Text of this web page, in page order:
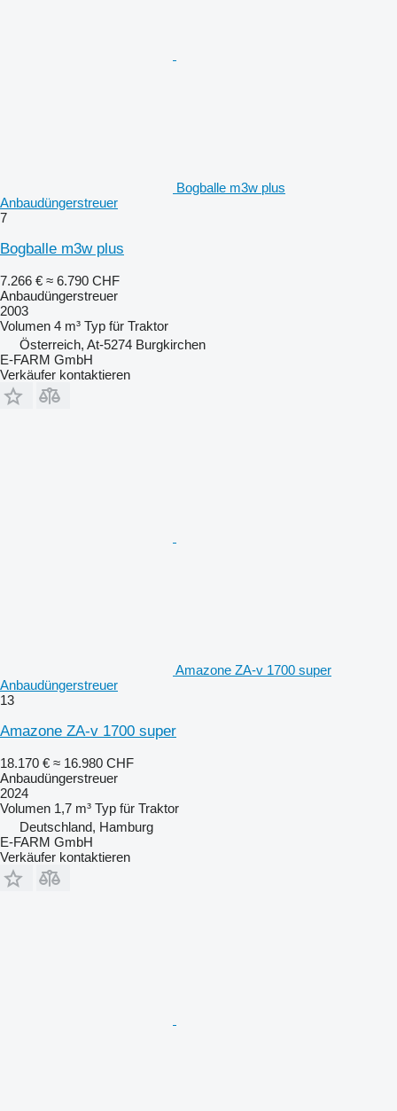
Bogballe m3w plus
Anbaudüngerstreuer
7
Bogballe m3w plus
7.266 € ≈ 6.790 CHF
Anbaudüngerstreuer
2003
Volumen 4 m³ Typ für Traktor
Österreich, At-5274 Burgkirchen
E-FARM GmbH
Verkäufer kontaktieren
Amazone ZA-v 1700 super
Anbaudüngerstreuer
13
Amazone ZA-v 1700 super
18.170 € ≈ 16.980 CHF
Anbaudüngerstreuer
2024
Volumen 1,7 m³ Typ für Traktor
Deutschland, Hamburg
E-FARM GmbH
Verkäufer kontaktieren